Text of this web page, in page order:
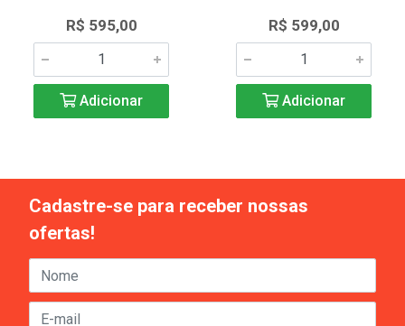
R$ 595,00
Adicionar
R$ 599,00
Adicionar
Cadastre-se para receber nossas
ofertas!